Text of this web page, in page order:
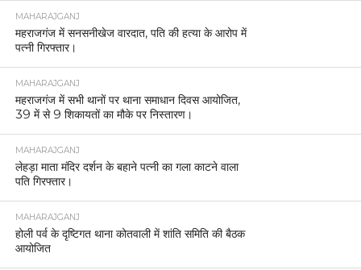
MAHARAJGANJ
महराजगंज में सनसनीखेज वारदात, पति की हत्या के आरोप में
पत्नी गिरफ्तार।
MAHARAJGANJ
महराजगंज में सभी थानों पर थाना समाधान दिवस आयोजित,
39 में से 9 शिकायतों का मौके पर निस्तारण।
MAHARAJGANJ
लेहड़ा माता मंदिर दर्शन के बहाने पत्नी का गला काटने वाला
पति गिरफ्तार।
MAHARAJGANJ
होली पर्व के दृष्टिगत थाना कोतवाली में शांति समिति की बैठक
आयोजित